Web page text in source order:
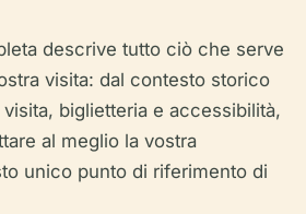
descrive tutto ciò che serve
visita: dal contesto storico
biglietteria e accessibilità,
al meglio la vostra
unico punto di riferimento di